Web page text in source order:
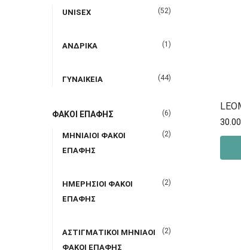
30.00
UNISEX (52)
ΑΝΔΡΙΚΑ (1)
ΓΥΝΑΙΚΕΙΑ (44)
ΦΑΚΟΙ ΕΠΑΦΗΣ (6)
ΜΗΝΙΑΙΟΙ ΦΑΚΟΙ
ΕΠΑΦΗΣ
(2)
ΗΜΕΡΗΣΙΟΙ ΦΑΚΟΙ
ΕΠΑΦΗΣ
(2)
ΑΣΤΙΓΜΑΤΙΚΟΙ ΜΗΝΙΑΟΙ
ΦΑΚΟΙ ΕΠΑΦΗΣ
(2)